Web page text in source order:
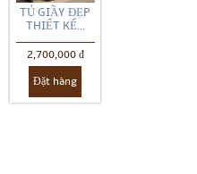
TỦ GIẦY ĐẸP
THIẾT KẾ...
2,700,000 đ
Đặt hàng